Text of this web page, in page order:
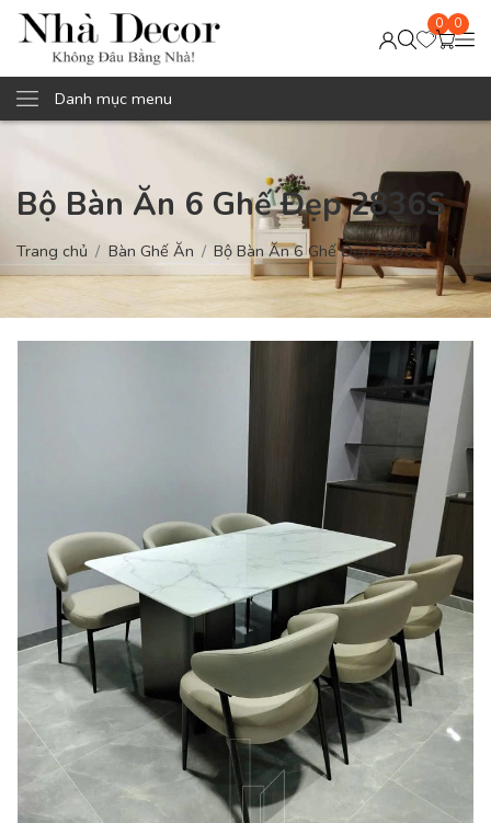
0 0
Danh mục menu
Bộ Bàn Ăn 6 Ghế Đẹp 2836S
Trang chủ Bàn Ghế Ăn Bộ Bàn Ăn 6 Ghế Đẹp 2836S